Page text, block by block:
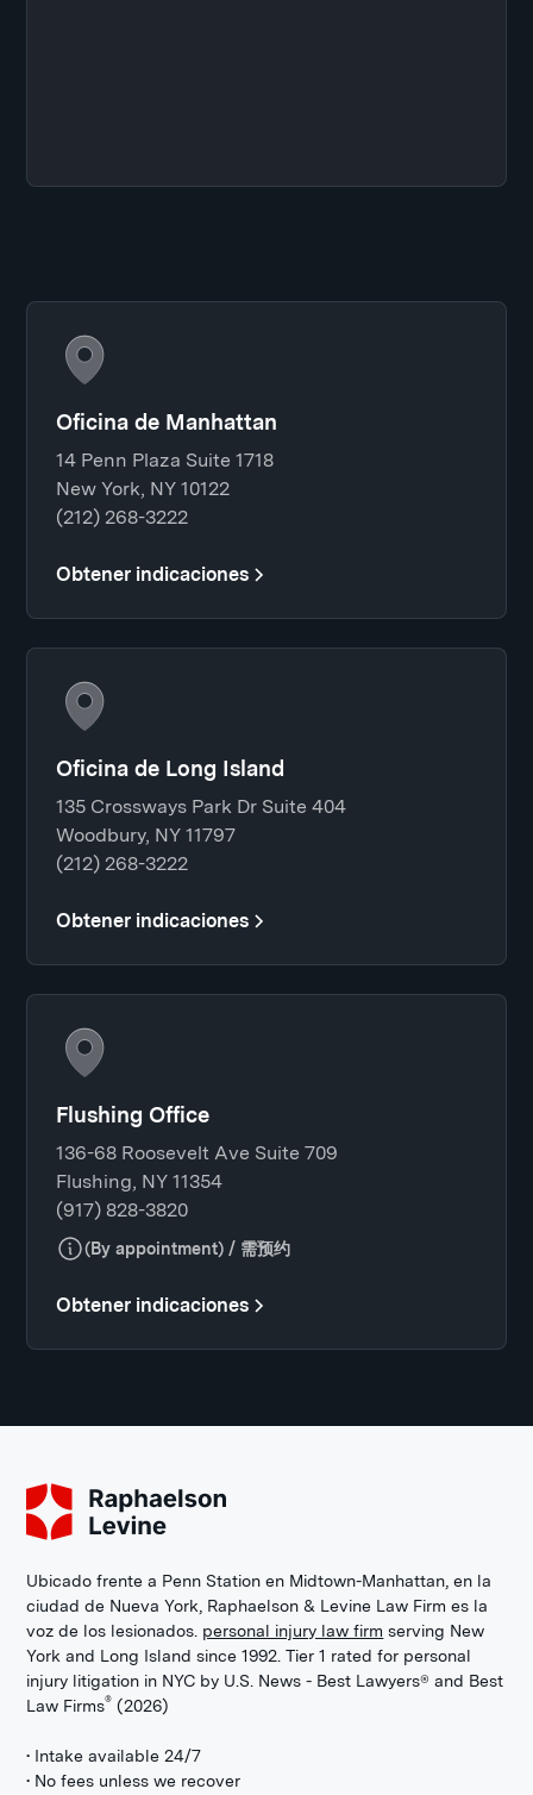
Oficina de Manhattan
14 Penn Plaza Suite 1718
New York, NY 10122
(212) 268-3222
Obtener indicaciones
Oficina de Long Island
135 Crossways Park Dr Suite 404
Woodbury, NY 11797
(212) 268-3222
Obtener indicaciones
Flushing Office
136-68 Roosevelt Ave Suite 709
Flushing, NY 11354
(917) 828-3820
(By appointment) / 需预约
Obtener indicaciones
Ubicado frente a Penn Station en Midtown-Manhattan, en la
ciudad de Nueva York, Raphaelson & Levine Law Firm es la
voz de los lesionados. personal injury law firm serving New
York and Long Island since 1992. Tier 1 rated for personal
injury litigation in NYC by U.S. News - Best Lawyers® and Best
Law Firms® (2026)
• Intake available 24/7
• No fees unless we recover